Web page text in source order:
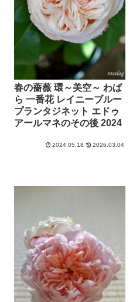
春の薔薇 環～美空～ わば
ら 一番花 レイニーブルー
プランタジネット エドゥ
アールマネのその後 2024
2024.05.18 2026.03.04